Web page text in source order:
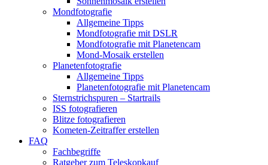
Mondfotografie
Allgemeine Tipps
Mondfotografie mit DSLR
Mondfotografie mit Planetencam
Mond-Mosaik erstellen
Planetenfotografie
Allgemeine Tipps
Planetenfotografie mit Planetencam
Sternstrichspuren – Startrails
ISS fotografieren
Blitze fotografieren
Kometen-Zeitraffer erstellen
FAQ
Fachbegriffe
Ratgeber zum Teleskopkauf